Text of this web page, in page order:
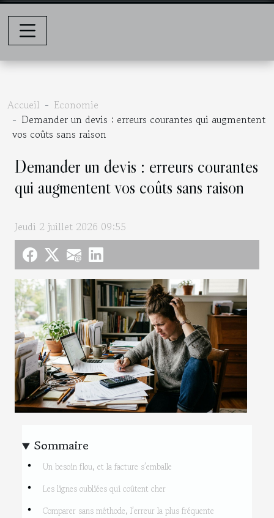
Accueil
Economie
Demander un devis : erreurs courantes qui augmentent
vos coûts sans raison
Demander un devis : erreurs courantes
qui augmentent vos coûts sans raison
Jeudi 2 juillet 2026 09:55
Sommaire
Un besoin flou, et la facture s’emballe
Les lignes oubliées qui coûtent cher
Comparer sans méthode, l’erreur la plus fréquente